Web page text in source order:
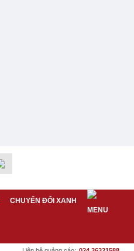
CHUYỂN ĐỔI XANH